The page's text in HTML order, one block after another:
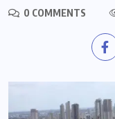
0 COMMENTS